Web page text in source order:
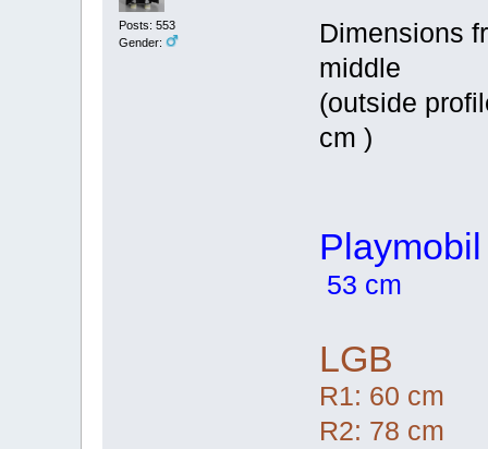
Posts: 553
Gender:
Dimensions
middle
(outside
cm )
Playmobil
53 cm
LGB
R1: 60 cm
R2: 78 cm